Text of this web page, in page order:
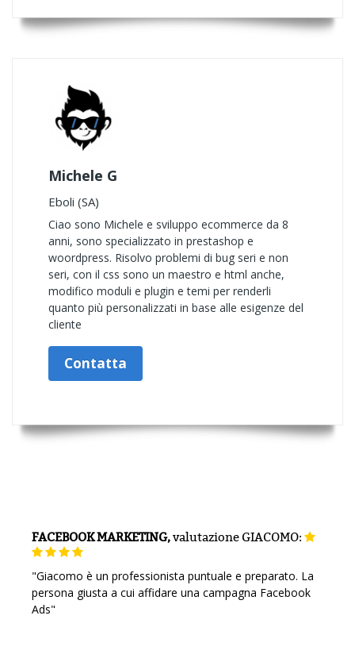
Michele G
Eboli (SA)
Ciao sono Michele e sviluppo ecommerce da 8
anni, sono specializzato in prestashop e
woordpress. Risolvo problemi di bug seri e non
seri, con il css sono un maestro e html anche,
modifico moduli e plugin e temi per renderli
quanto più personalizzati in base alle esigenze del
cliente
Contatta
FACEBOOK MARKETING,valutazioneGIACOMO:
"Giacomo è un professionista puntuale e preparato. La
persona giusta a cui affidare una campagna Facebook
Ads"